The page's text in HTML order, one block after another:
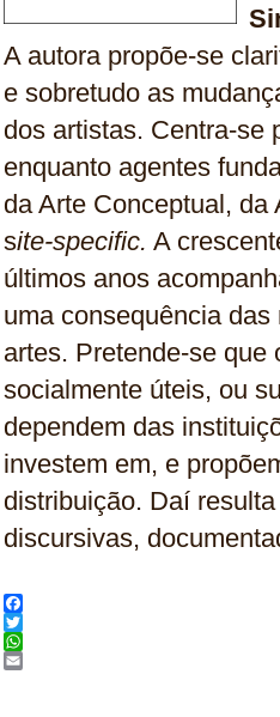
A autora propõe-se
e sobretudo as
dos artistas. Centra-se
enquanto agentes
da Arte Conceptual,
site-specific. A
últimos anos
uma consequência
artes. Pretende-se que
socialmente úteis, ou
dependem das
investem em, e
distribuição. Daí
discursivas,
Facebook
Twitter
WhatsApp